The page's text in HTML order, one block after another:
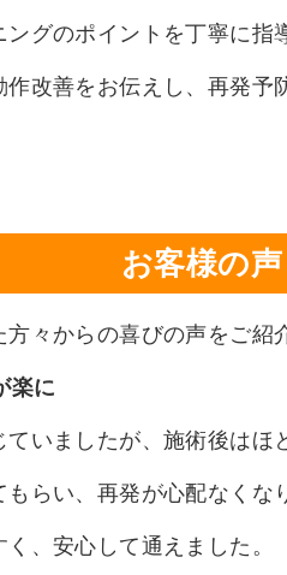
グのポイントを丁寧に指
改善をお伝えし、再発予
お客様の声
々からの喜びの声をご紹
楽に
いましたが、施術後はほ
らい、再発が心配なくな
、安心して通えました。